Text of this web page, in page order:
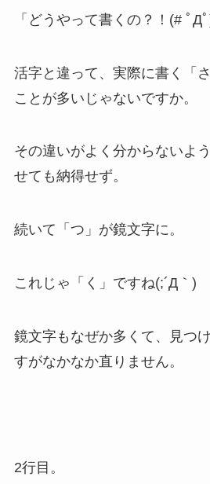
「どうやって書くの？！(# ﾟДﾟ
活字と違って、実際に書く「
ことが多いじゃないですか。
その違いがよく分からないよ
せても納得せず。
続いて「つ」が鏡文字に。
これじゃ「く」ですね(;´Д｀)
鏡文字もなぜか多くて、見つ
すがなかなか直りません。
2行目。